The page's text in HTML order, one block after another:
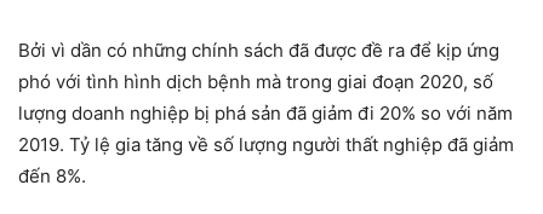
Bởi vì dần có những chính sách đã được đề ra để kịp ứng
phó với tình hình dịch bệnh mà trong giai đoạn 2020, số
lượng doanh nghiệp bị phá sản đã giảm đi 20% so với năm
2019. Tỷ lệ gia tăng về số lượng người thất nghiệp đã giảm
đến 8%.